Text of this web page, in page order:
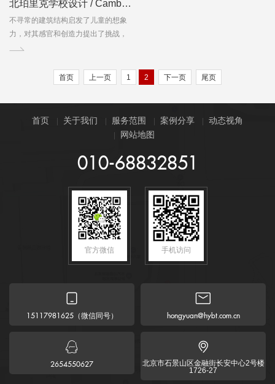
北珀里克学校设计 / Camborde Architectes
不寻常的建筑结构启发了儿童的想象
力，对其感官和创造力提出了挑战，
对其感官和创造力提出了挑战。

首页 上一页 1 2 下一页 尾页
首页 关于我们 服务范围 案例分享
动态视角
网站地图
010-68832851
官方微信 手机访问

15117981625（微信同号）

hongyuan@hybt.com.cn

2654550627

北京市石景山区金融街长安中心2号楼
1726-27